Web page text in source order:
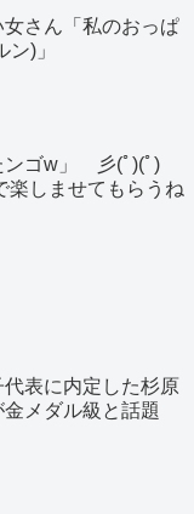
女さん「私のおっぱ
)」
ンゴw」 彡(ﾟ)(ﾟ)
楽しませてもらうね
代表に内定した杉原
メダル級と話題